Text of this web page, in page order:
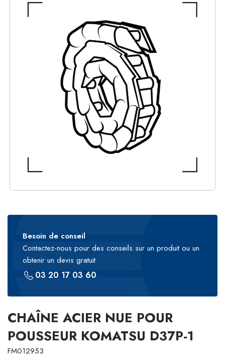
Besoin de conseil
Contactez-nous pour des conseils sur un produit ou un
obtenir un devis gratuit
03 20 17 03 60
CHAÎNE ACIER NUE POUR
POUSSEUR KOMATSU D37P-1
FM012953